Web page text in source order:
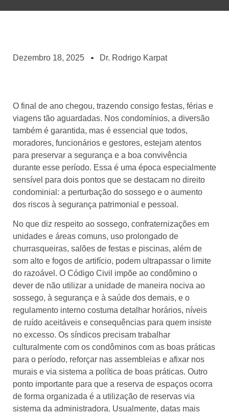
Dezembro 18, 2025 Dr. Rodrigo Karpat
O final de ano chegou, trazendo consigo festas, férias e
viagens tão aguardadas. Nos condomínios, a diversão
também é garantida, mas é essencial que todos,
moradores, funcionários e gestores, estejam atentos
para preservar a segurança e a boa convivência
durante esse período. Essa é uma época especialmente
sensível para dois pontos que se destacam no direito
condominial: a perturbação do sossego e o aumento
dos riscos à segurança patrimonial e pessoal.​
No que diz respeito ao sossego, confraternizações em
unidades e áreas comuns, uso prolongado de
churrasqueiras, salões de festas e piscinas, além de
som alto e fogos de artifício, podem ultrapassar o limite
do razoável. O Código Civil impõe ao condômino o
dever de não utilizar a unidade de maneira nociva ao
sossego, à segurança e à saúde dos demais, e o
regulamento interno costuma detalhar horários, níveis
de ruído aceitáveis e consequências para quem insiste
no excesso. Os síndicos precisam trabalhar
culturalmente com os condôminos com as boas práticas
para o período, reforçar nas assembleias e afixar nos
murais e via sistema a política de boas práticas. Outro
ponto importante para que a reserva de espaços ocorra
de forma organizada é a utilização de reservas via
sistema da administradora. Usualmente, datas mais